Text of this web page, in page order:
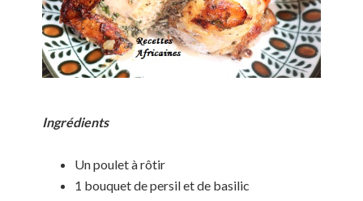
Ingrédients
Un poulet à rôtir
1 bouquet de persil et de basilic